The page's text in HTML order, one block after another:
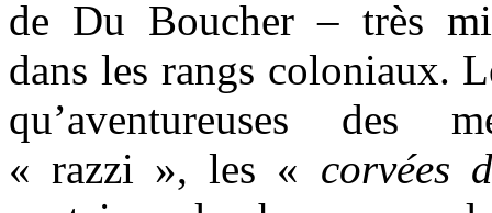
de Du Boucher – très
dans les rangs coloniaux.
qu’aventureuses des
« razzi », les « corvées